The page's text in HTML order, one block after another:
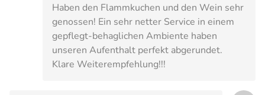
Haben den Flammkuchen und den Wein sehr
genossen! Ein sehr netter Service in einem
gepflegt-behaglichen Ambiente haben
unseren Aufenthalt perfekt abgerundet.
Klare Weiterempfehlung!!!